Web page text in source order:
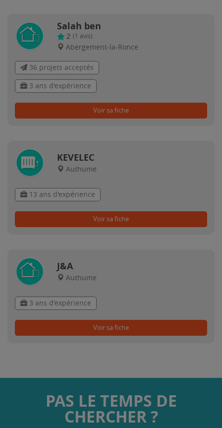
Salah ben
2 (1 avis)
Abergement-la-Ronce
36 projets acceptés
3 ans d'expérience
Voir sa fiche
KEVELEC
Authume
13 ans d'expérience
Voir sa fiche
J&A
Authume
3 ans d'expérience
Voir sa fiche
PAS LE TEMPS DE
CHERCHER ?